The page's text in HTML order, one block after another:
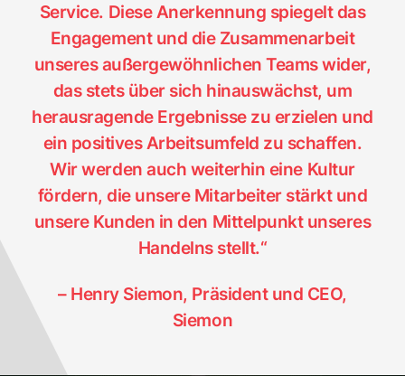
Service. Diese Anerkennung spiegelt das
Engagement und die Zusammenarbeit
unseres außergewöhnlichen Teams wider,
das stets über sich hinauswächst, um
herausragende Ergebnisse zu erzielen und
ein positives Arbeitsumfeld zu schaffen.
Wir werden auch weiterhin eine Kultur
fördern, die unsere Mitarbeiter stärkt und
unsere Kunden in den Mittelpunkt unseres
Handelns stellt.“
– Henry Siemon, Präsident und CEO,
Siemon
Schließen Sie